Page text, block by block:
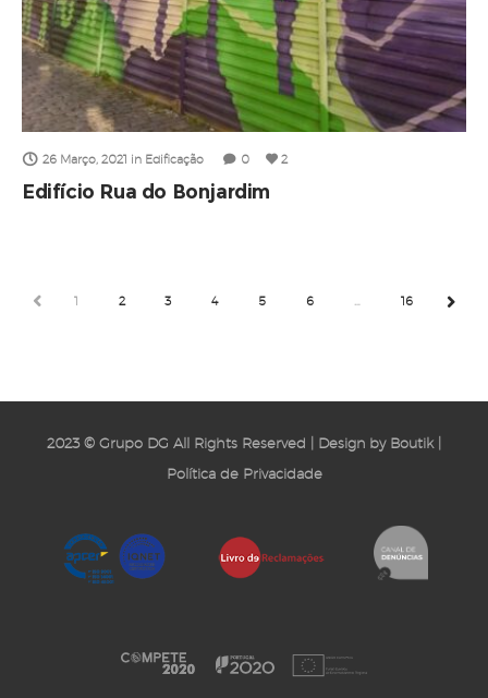
26 Março, 2021 in Edificação 0 2
Edifício Rua do Bonjardim
PREV1 2 3 4 5 6 16 NEXT
2023 © Grupo DG All Rights Reserved | Design by Boutik|
Política de Privacidade